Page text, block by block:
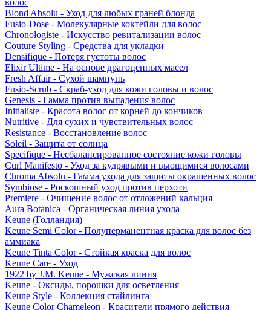
волос
Blond Absolu - Уход для любых граней блонда
Fusio-Dose - Молекулярные коктейли для волос
Chronologiste - Искусство ревитализации волос
Couture Styling - Средства для укладки
Densifique - Потеря густоты волос
Elixir Ultime - На основе драгоценных масел
Fresh Affair - Сухой шампунь
Fusio-Scrub - Скраб-уход для кожи головы и волос
Genesis - Гамма против выпадения волос
Initialiste - Красота волос от корней до кончиков
Nutritive - Для сухих и чувствительных волос
Resistance - Восстановление волос
Soleil - Защита от солнца
Specifique - Несбалансированное состояние кожи головы
Curl Manifesto - Уход за кудрявыми и вьющимися волосами
Chroma Absolu - Гамма ухода для защиты окрашенных волос
Symbiose - Роскошный уход против перхоти
Premiere - Очищение волос от отложений кальция
Aura Botanica - Органическая линия ухода
Keune (Голландия)
Keune Semi Color - Полуперманентная краска для волос без
аммиака
Keune Tinta Color - Стойкая краска для волос
Keune Care - Уход
1922 by J.M. Keune - Мужская линия
Keune - Оксиды, порошки для осветления
Keune Style - Коллекция стайлинга
Keune Color Chameleon - Красители прямого действия